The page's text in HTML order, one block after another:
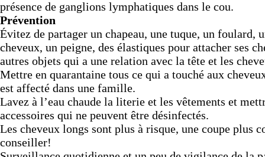
présence de ganglions lymphatiques dans le cou.
Prévention
Évitez de partager un chapeau, une tuque, un foulard,
cheveux, un peigne, des élastiques pour attacher ses
autres objets qui a une relation avec la tête et les
Mettre en quarantaine tous ce qui a touché aux
est affecté dans une famille.
Lavez à l’eau chaude la literie et les vêtements et
accessoires qui ne peuvent être désinfectés.
Les cheveux longs sont plus à risque, une coupe plus
conseiller!